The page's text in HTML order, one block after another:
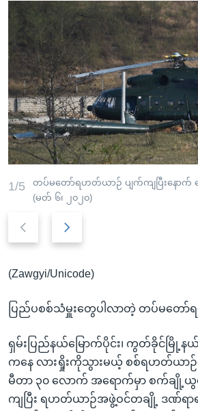
ကြည့်
ရန်
ပင်မ
အ
ညွန်း
စာမျက်နှာ
သို့
ကျော်
သို့
ရန်
အမေရိကန်သုံးအီဒီယံ
မကြေးမုံရဲ့ အင်္ဂလိပ်စာ
ရုပ်ရှင်ထဲက အင်္ဂလိပ်စာ
သုတပဒေသာ အင်္ဂလိပ်စာ
အပတ်စဉ်ကဏ္ဍများ
ရေဒီယို
တီဗွီ
ရေဒီယိုနှင့်ရုပ်သံ အချက်အလက်များ
ရေဒီယို/တီဗွီအစီအစဉ်
Learning English
ဗွီအိုအေ လူမှုကွန်ယက်များ
ဘာသာစကားများ
1/5
တပ်မတော်ရဟတ်ယာဉ် ပျက်ကျပြီးနောက်
(မတ် ၆၊ ၂၀၂၀)
Previous
Next
(Zawgyi/Unicode)
ပြည်ပစစ်သံမှူးတွေပါလာတဲ့ တပ်မတော်
ရှမ်းပြည်နယ်မြောက်ပိုင်း၊ ကွတ်ခိုင်မြို့နယ်၊
ကနေ လားရှိုးကိုသွားမယ့် စစ်ရဟတ်ယာဉ်
မီတာ ၃၀ လောက် အရောက်မှာ စက်ချို့ယွင်
ကျပြီး ရဟတ်ယာဉ်အဖွဲ့ဝင်တချို့ ဒဏ်ရ